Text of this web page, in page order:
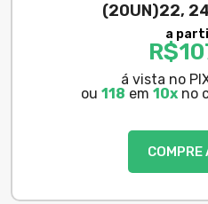
(20UN)22,
a
R$
á vista no
ou 118 em 10x no
COMPRE